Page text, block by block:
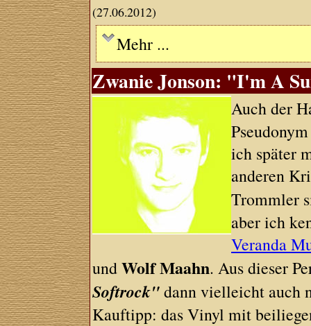
(27.06.2012)
Mehr ...
Zwanie Jonson: "I'm A
Auch der
ich später
anderen
Trommler
aber ich
Veranda
undWolf Maahn. Aus dieser
Softrock"dann vielleicht auch
Kauftipp: das Vinyl mit